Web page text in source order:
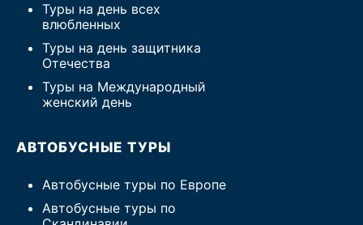
Туры на день всех
влюбленных
Туры на день защитника
Отечества
Туры на Международный
женский день
АВТОБУСНЫЕ ТУРЫ
Автобусные туры по Европе
Автобусные туры по